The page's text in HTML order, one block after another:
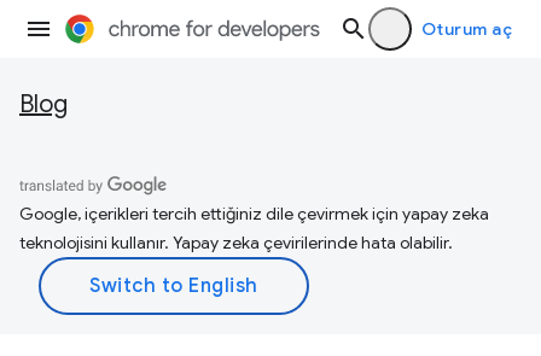
Oturum aç
Blog
Google, içerikleri tercih ettiğiniz dile çevirmek için yapay zeka
teknolojisini kullanır. Yapay zeka çevirilerinde hata olabilir.